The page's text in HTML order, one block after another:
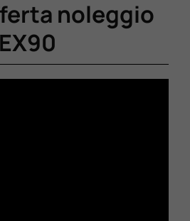
noleggio